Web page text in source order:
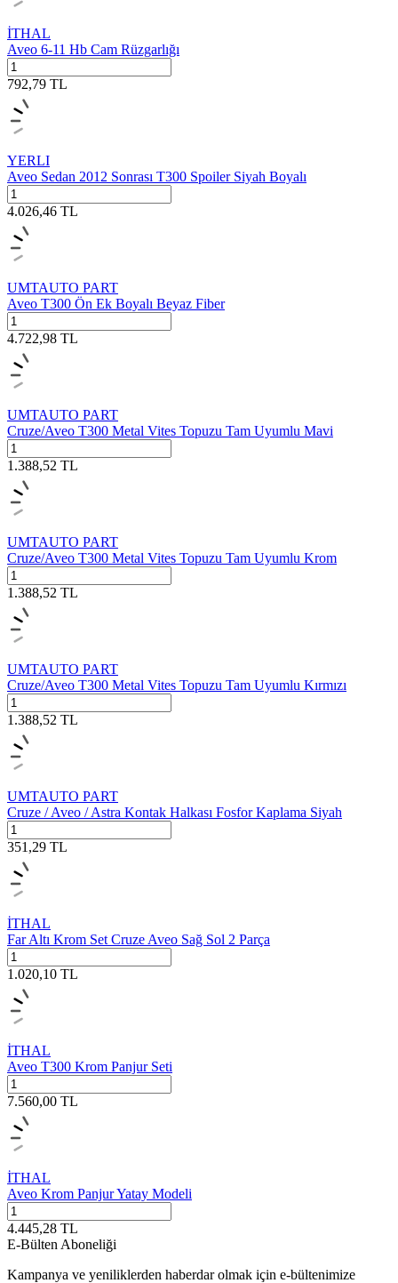
İTHAL
Aveo 6-11 Hb Cam Rüzgarlığı
792,79 TL
YERLI
Aveo Sedan 2012 Sonrası T300 Spoiler Siyah Boyalı
4.026,46 TL
UMTAUTO PART
Aveo T300 Ön Ek Boyalı Beyaz Fiber
4.722,98 TL
UMTAUTO PART
Cruze/Aveo T300 Metal Vites Topuzu Tam Uyumlu Mavi
1.388,52 TL
UMTAUTO PART
Cruze/Aveo T300 Metal Vites Topuzu Tam Uyumlu Krom
1.388,52 TL
UMTAUTO PART
Cruze/Aveo T300 Metal Vites Topuzu Tam Uyumlu Kırmızı
1.388,52 TL
UMTAUTO PART
Cruze / Aveo / Astra Kontak Halkası Fosfor Kaplama Siyah
351,29 TL
İTHAL
Far Altı Krom Set Cruze Aveo Sağ Sol 2 Parça
1.020,10 TL
İTHAL
Aveo T300 Krom Panjur Seti
7.560,00 TL
İTHAL
Aveo Krom Panjur Yatay Modeli
4.445,28 TL
E-Bülten Aboneliği
Kampanya ve yeniliklerden haberdar olmak için e-bültenimize